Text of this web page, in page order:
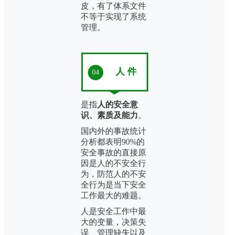
皮，有了体系文件
不等于实现了系统
管理。
04 人 件
是指 人的安全意
识、素质及能力。
国内外的事故统计
分析都表明90%的
安全事故的直接原
因是人的不安全行
为，防范人的不安
全行为是当下安全
工作最大的难题。
人是安全工作中最
大的变量，决策失
误、管理缺失以及